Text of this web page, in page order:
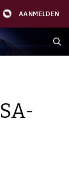
AANMELDEN